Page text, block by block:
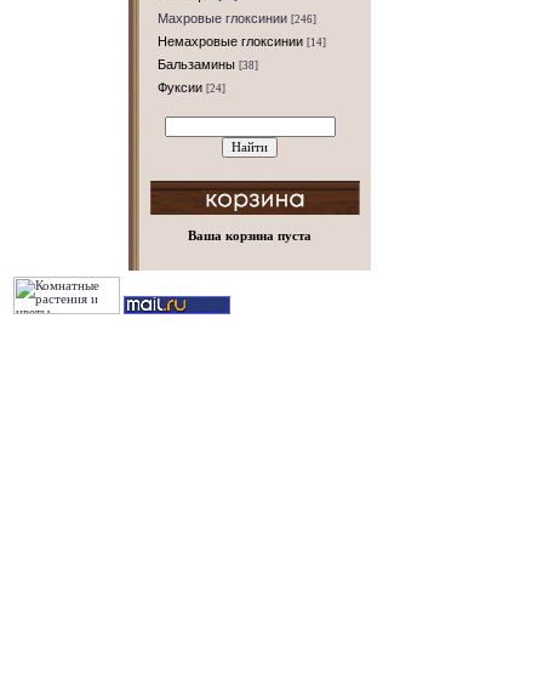
Махровые глоксинии [246]
Немахровые глоксинии [14]
Бальзамины [38]
Фуксии [24]
Ваша корзина пуста